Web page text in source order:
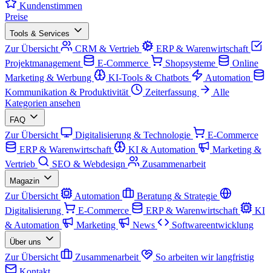
Kundenstimmen
Preise
Tools & Services
Zur Übersicht CRM & Vertrieb
ERP & Warenwirtschaft
Projektmanagement
E-Commerce Shopsysteme
Online
Marketing & Werbung
KI-Tools & Chatbots
Automation
Kommunikation & Produktivität
Zeiterfassung
Alle
Kategorien ansehen
FAQ
Zur Übersicht Digitalisierung & Technologie
E-Commerce
ERP & Warenwirtschaft
KI & Automation
Marketing &
Vertrieb
SEO & Webdesign Zusammenarbeit
Magazin
Zur Übersicht Automation
Beratung & Strategie
Digitalisierung
E-Commerce ERP & Warenwirtschaft
KI
& Automation
Marketing News Softwareentwicklung
Über uns
Zur Übersicht Zusammenarbeit
So arbeiten wir langfristig